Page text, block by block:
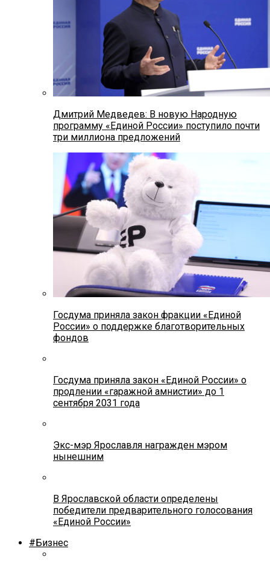
Дмитрий Медведев: В новую Народную
программу «Единой России» поступило почти
три миллиона предложений
Госдума приняла закон фракции «Единой
России» о поддержке благотворительных
фондов
Госдума приняла закон «Единой России» о
продлении «гаражной амнистии» до 1
сентября 2031 года
Экс-мэр Ярославля награжден мэром
нынешним
В Ярославской области определены
победители предварительного голосования
«Единой России»
#Бизнес